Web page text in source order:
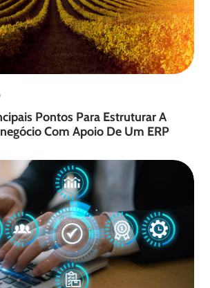
Pontos Para Estruturar A
Com Apoio De Um ERP